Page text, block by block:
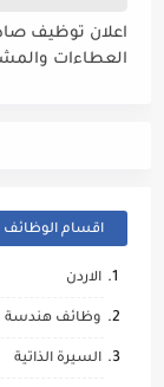
اعلان توظيف
العطاءات
اقسام الوظائف
الاردن
وظائف هندسة
السيرة الذاتية